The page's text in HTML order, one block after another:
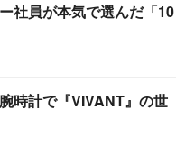
社員が本気で選んだ「10
時計で『VIVANT』の世